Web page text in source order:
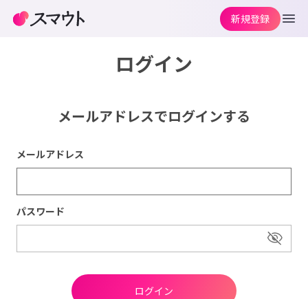
ログイン
メールアドレスでログインする
メールアドレス
パスワード
新規登録